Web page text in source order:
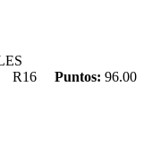
R16
Puntos: 96.00